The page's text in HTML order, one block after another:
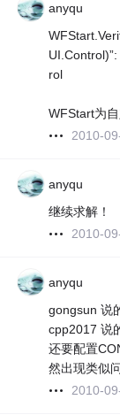
anyqu
rol
WFStart为
2010-
anyqu
继续求解！
2010-
anyqu
gongsun 说
cpp2017 说
还要配置
然出现类似
2010-